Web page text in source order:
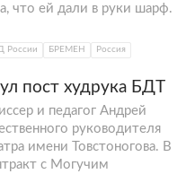
что ей дали в руки шарф.
России БРЕМЕН Россия
пост худрука БДТ
и педагог Андрей
руководителя
имени Товстоногова. В
с Могучим